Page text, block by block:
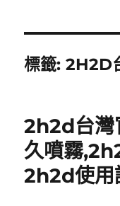
標籤:2H2D
2h2d台灣
久噴霧
2h2d使用